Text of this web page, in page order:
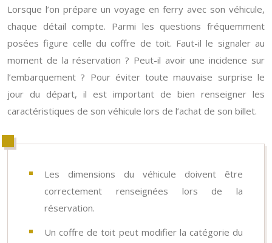
Lorsque l’on prépare un voyage en ferry avec son véhicule,
chaque détail compte. Parmi les questions fréquemment
posées figure celle du coffre de toit. Faut-il le signaler au
moment de la réservation ? Peut-il avoir une incidence sur
l’embarquement ? Pour éviter toute mauvaise surprise le
jour du départ, il est important de bien renseigner les
caractéristiques de son véhicule lors de l’achat de son billet.
Les dimensions du véhicule doivent être
correctement renseignées lors de la
réservation.
Un coffre de toit peut modifier la catégorie du